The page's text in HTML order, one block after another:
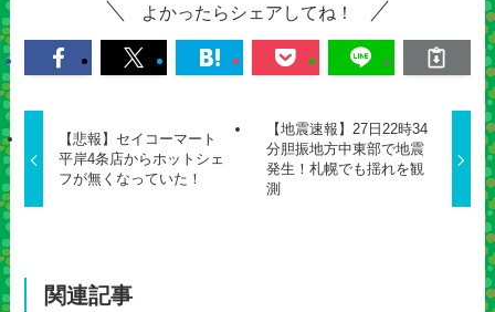
よかったらシェアしてね！
【悲報】セイコーマート
平岸4条店からホットシェ
フが無くなっていた！
【地震速報】27日22時34
分胆振地方中東部で地震
発生！札幌でも揺れを観
測
関連記事